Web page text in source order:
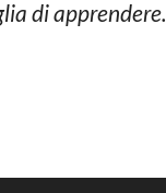
di apprendere.